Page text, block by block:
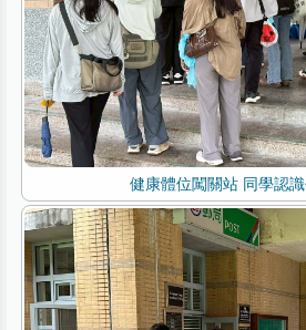
健康體位闖關站 同學認